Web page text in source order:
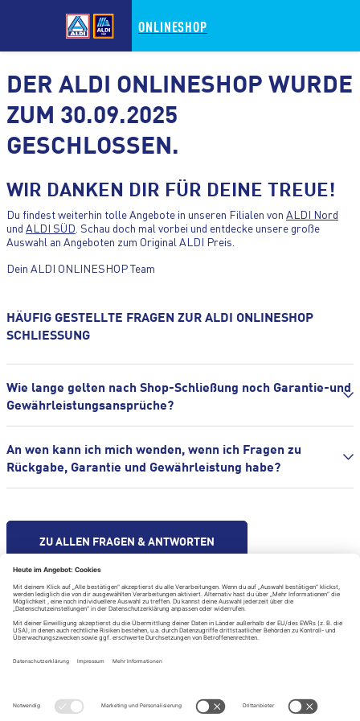
ZUM HAUPTINHALT WECHSELN
ZUM FOOTER WECHSELN
ONLINESHOP
DER ALDI ONLINESHOP WURDE
ZUM 30.09.2025
GESCHLOSSEN.
WIR DANKEN DIR FÜR DEINE TREUE!
Du findest weiterhin tolle Angebote in unseren Filialen von ALDI Nord
und ALDI SÜD . Schau doch mal vorbei und entdecke unsere große
Auswahl an Angeboten zum Original ALDI Preis.
Dein ALDI ONLINESHOP Team
HÄUFIG GESTELLTE FRAGEN ZUR ALDI ONLINESHOP
SCHLIESSUNG
Wie lange gelten nach Shop-Schließung noch Garantie-und
Gewährleistungsansprüche?
An wen kann ich mich wenden, wenn ich Fragen zu
Rückgabe, Garantie und Gewährleistung habe?
ZU ALLEN FRAGEN & ANTWORTEN
Hilfe & Kontakt
Impressum
Datenschutzerklärung